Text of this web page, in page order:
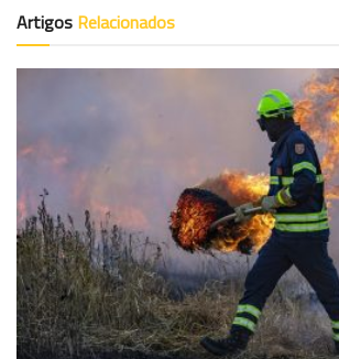
Artigos Relacionados